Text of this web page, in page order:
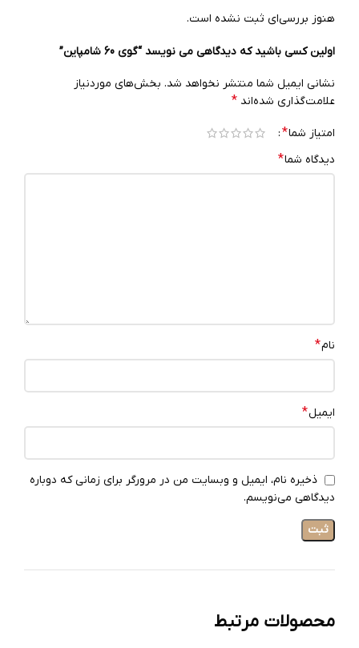
هنوز بررسی‌ای ثبت نشده است.
اولین کسی باشید که دیدگاهی می نویسد “گوی 60 شامپاین”
نشانی ایمیل شما منتشر نخواهد شد. بخش‌های موردنیاز
علامت‌گذاری شده‌اند *
امتیاز شما*
دیدگاه شما*
نام*
ایمیل*
ذخیره نام، ایمیل و وبسایت من در مرورگر برای زمانی که دوباره
دیدگاهی می‌نویسم.
محصولات مرتبط